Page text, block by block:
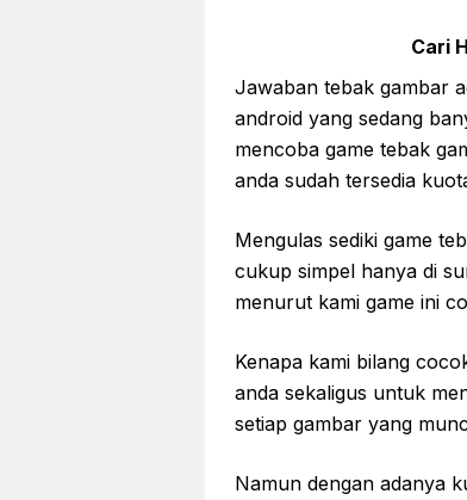
Cari
Jawaban tebak gambar
android yang sedang
mencoba game tebak
anda sudah tersedia
Mengulas sediki game
cukup simpel hanya di
menurut kami game ini
Kenapa kami bilang
anda sekaligus untuk
setiap gambar yang
Namun dengan adanya